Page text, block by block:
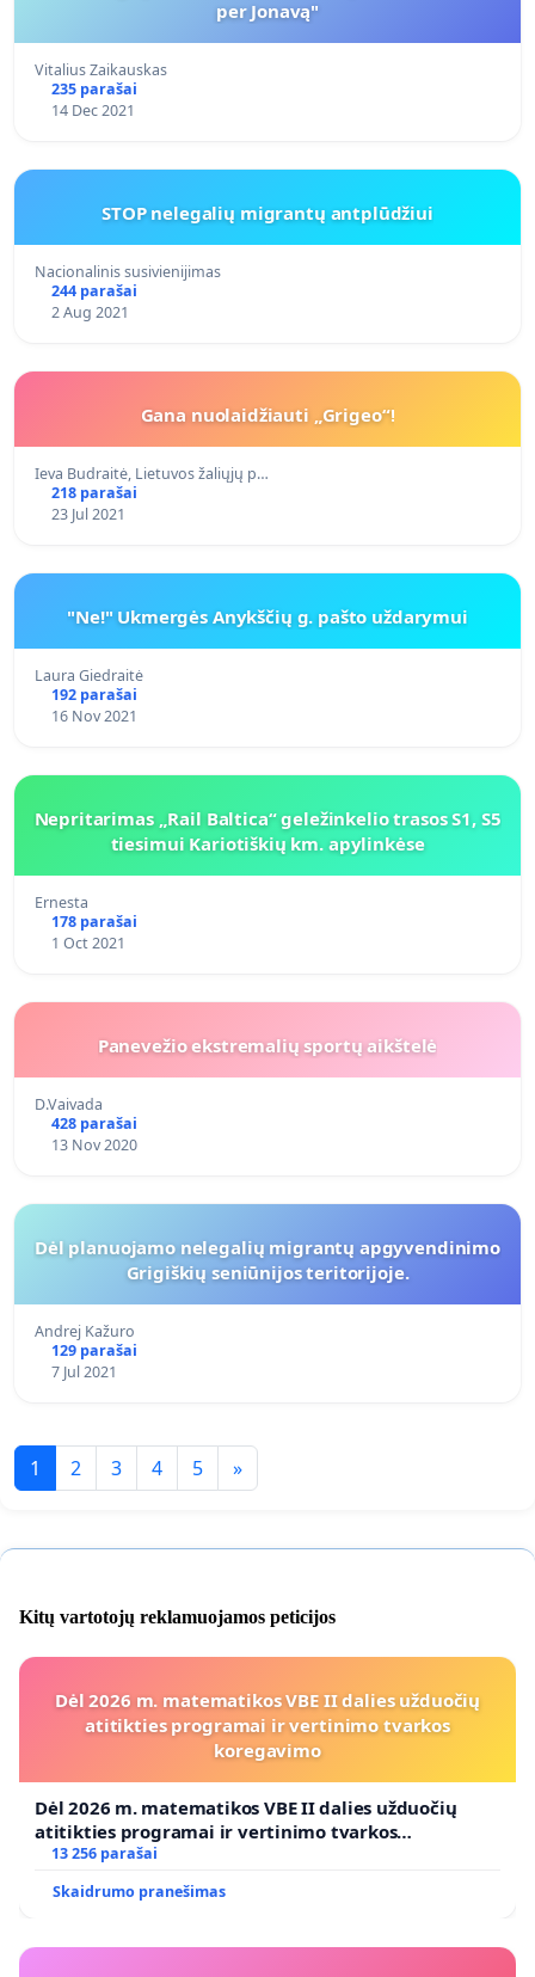
per Jonavą"
Vitalius Zaikauskas
235 parašai
14 Dec 2021
STOP nelegalių migrantų antplūdžiui
Nacionalinis susivienijimas
244 parašai
2 Aug 2021
Gana nuolaidžiauti „Grigeo“!
Ieva Budraitė, Lietuvos žaliųjų p…
218 parašai
23 Jul 2021
"Ne!" Ukmergės Anykščių g. pašto uždarymui
Laura Giedraitė
192 parašai
16 Nov 2021
Nepritarimas „Rail Baltica“ geležinkelio trasos S1, S5
tiesimui Kariotiškių km. apylinkėse
Ernesta
178 parašai
1 Oct 2021
Panevežio ekstremalių sportų aikštelė
D.Vaivada
428 parašai
13 Nov 2020
Dėl planuojamo nelegalių migrantų apgyvendinimo
Grigiškių seniūnijos teritorijoje.
Andrej Kažuro
129 parašai
7 Jul 2021
1 2 3 4 5 »
Kitų vartotojų reklamuojamos peticijos
Dėl 2026 m. matematikos VBE II dalies užduočių
atitikties programai ir vertinimo tvarkos
koregavimo
Dėl 2026 m. matematikos VBE II dalies užduočių
atitikties programai ir vertinimo tvarkos
koregavimo
13 256 parašai
Skaidrumo pranešimas